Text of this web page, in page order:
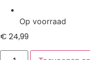
Op voorraad
€ 24,99
Toshiba